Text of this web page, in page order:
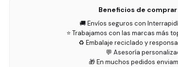
Beneficios de
🚚 Envíos seguros con
⭐ Trabajamos con las marcas más
♻️ Embalaje reciclado y
💬 Asesoría
🎁 En muchos pedidos